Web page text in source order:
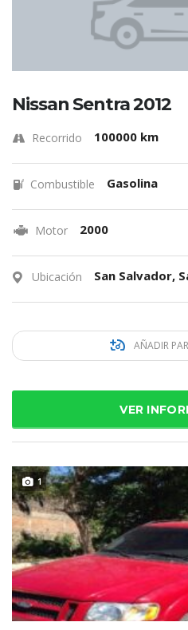
Nissan Sentra 2012
Recorrido 100000 km
Combustible Gasolina
Motor 2000
Ubicación San Salvador,
AÑADIR
VER
1